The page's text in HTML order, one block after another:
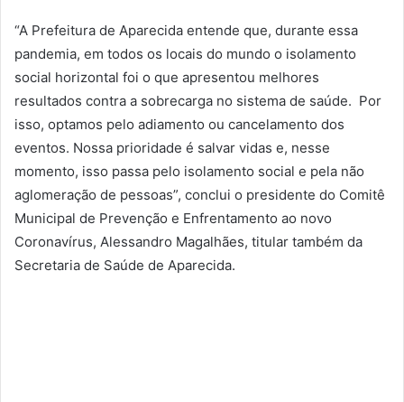
“A Prefeitura de Aparecida entende que, durante essa
pandemia, em todos os locais do mundo o isolamento
social horizontal foi o que apresentou melhores
resultados contra a sobrecarga no sistema de saúde. Por
isso, optamos pelo adiamento ou cancelamento dos
eventos. Nossa prioridade é salvar vidas e, nesse
momento, isso passa pelo isolamento social e pela não
aglomeração de pessoas”, conclui o presidente do Comitê
Municipal de Prevenção e Enfrentamento ao novo
Coronavírus, Alessandro Magalhães, titular também da
Secretaria de Saúde de Aparecida.